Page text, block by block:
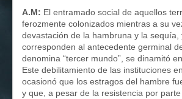
A.M: El entramado social de aquellos
ferozmente colonizados mientras a su
devastación de la hambruna y la sequía,
corresponden al antecedente germinal
denomina “tercer mundo”, se dinamitó
Este debilitamiento de las instituciones
ocasionó que los estragos del hambre
y que, a pesar de la resistencia por